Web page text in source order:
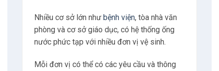
5.2 Giờ làm việc
E-mail
Nhiều cơ sở lớn như bệnh viện, tòa nhà văn
phòng và cơ sở giáo dục, có hệ thống ống
nước phức tạp với nhiều đơn vị vệ sinh.
Mỗi đơn vị có thể có các yêu cầu và thông